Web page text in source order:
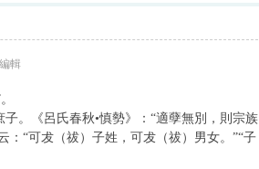
輯
子。《呂氏春秋•慎勢》：“適孽無別，則宗族
：“可犮（祓）子姓，可犮（祓）男女。”“子